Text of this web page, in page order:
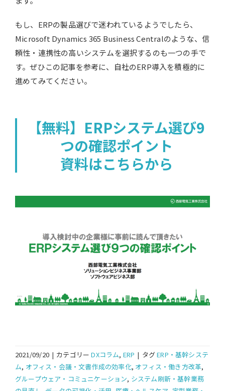
もし、ERPの製品選びで迷われているようでしたら、
Microsoft Dynamics 365 Business Centralのような、信
頼性・連携性の高いシステムを選択するのも一つの手で
す。ぜひこの記事を参考に、自社のERP導入を積極的に
進めてみてください。
【無料】ERPシステム選び9
つの確認ポイント
資料​はこちらから
2021/09/20 | カテゴリーDXコラム, ERP | タグERP・基幹システ
ム, オフィス・会議・文書作成の効率化, オフィス・働き方改革,
グループウェア・コミュニケーション, システム刷新・基幹業務